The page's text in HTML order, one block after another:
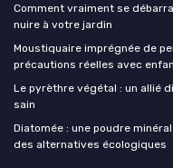
Comment vraiment se
nuire à votre jardin
Moustiquaire imprégnée de
précautions réelles avec
Le pyrèthre végétal : un allié
sain
Diatomée : une poudre
des alternatives écologiques